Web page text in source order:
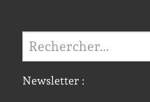
Rechercher :
Newsletter :